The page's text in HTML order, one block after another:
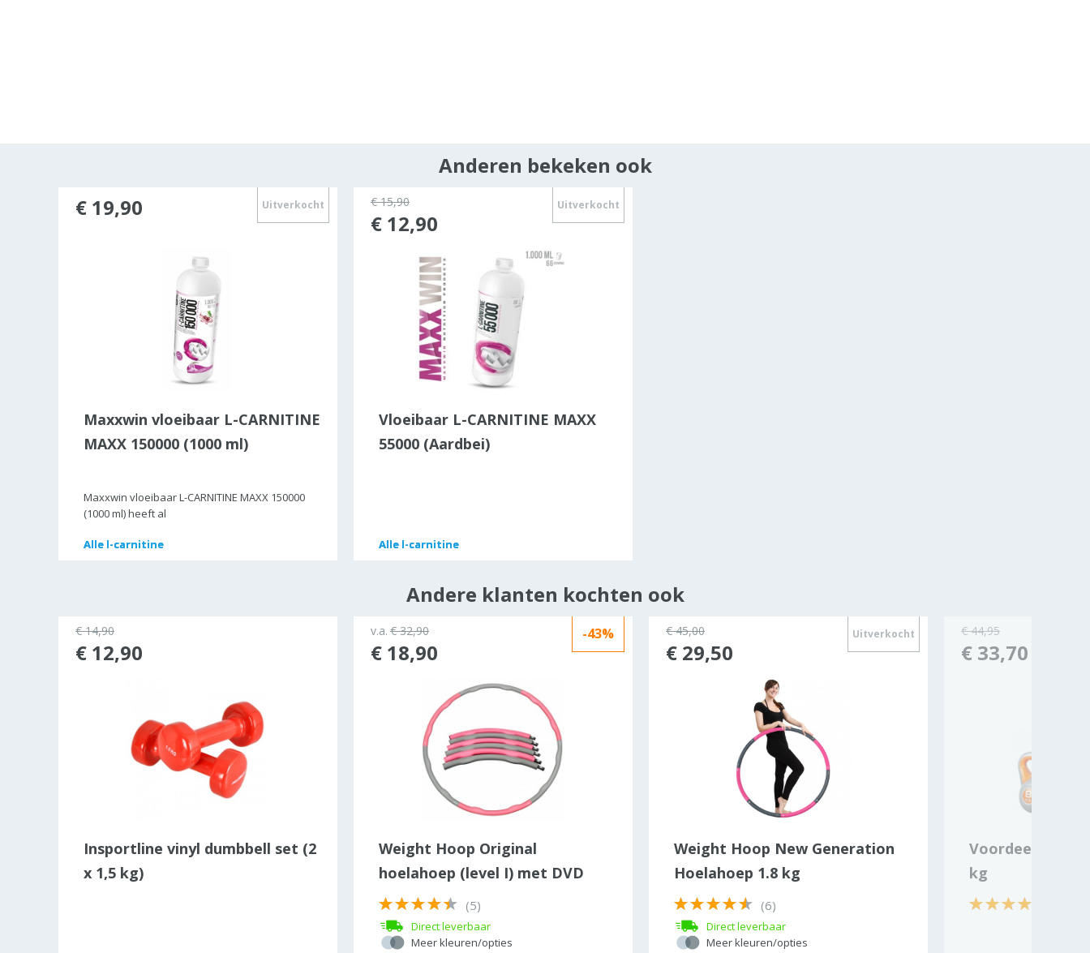
Anderen bekeken ook
Uitverkocht
Maxxwin vloeibaar L-CARNITINE
MAXX 150000 (1000 ml)
Maxxwin vloeibaar L-CARNITINE MAXX 150000
(1000 ml) heeft al
Alle l-carnitine
Alle l-carnitine
€ 19,90 Uitverkocht
Vloeibaar L-CARNITINE MAXX
55000 (Aardbei)
Alle l-carnitine
Alle l-carnitine
€ 15,90
€ 12,90
Andere klanten kochten ook
Insportline vinyl dumbbell set (2
x 1,5 kg)
€ 14,90
€ 12,90
-43%
Weight Hoop Original
hoelahoep (level I) met DVD
(5)
Direct leverbaar
Meer kleuren/opties
v.a. € 32,90
€ 18,90
Uitverkocht
Weight Hoop New Generation
Hoelahoep 1.8 kg
(6)
Direct leverbaar
Meer kleuren/opties
€ 45,00
€ 29,50
Voordeelset
kg
€ 44,95
€ 33,70